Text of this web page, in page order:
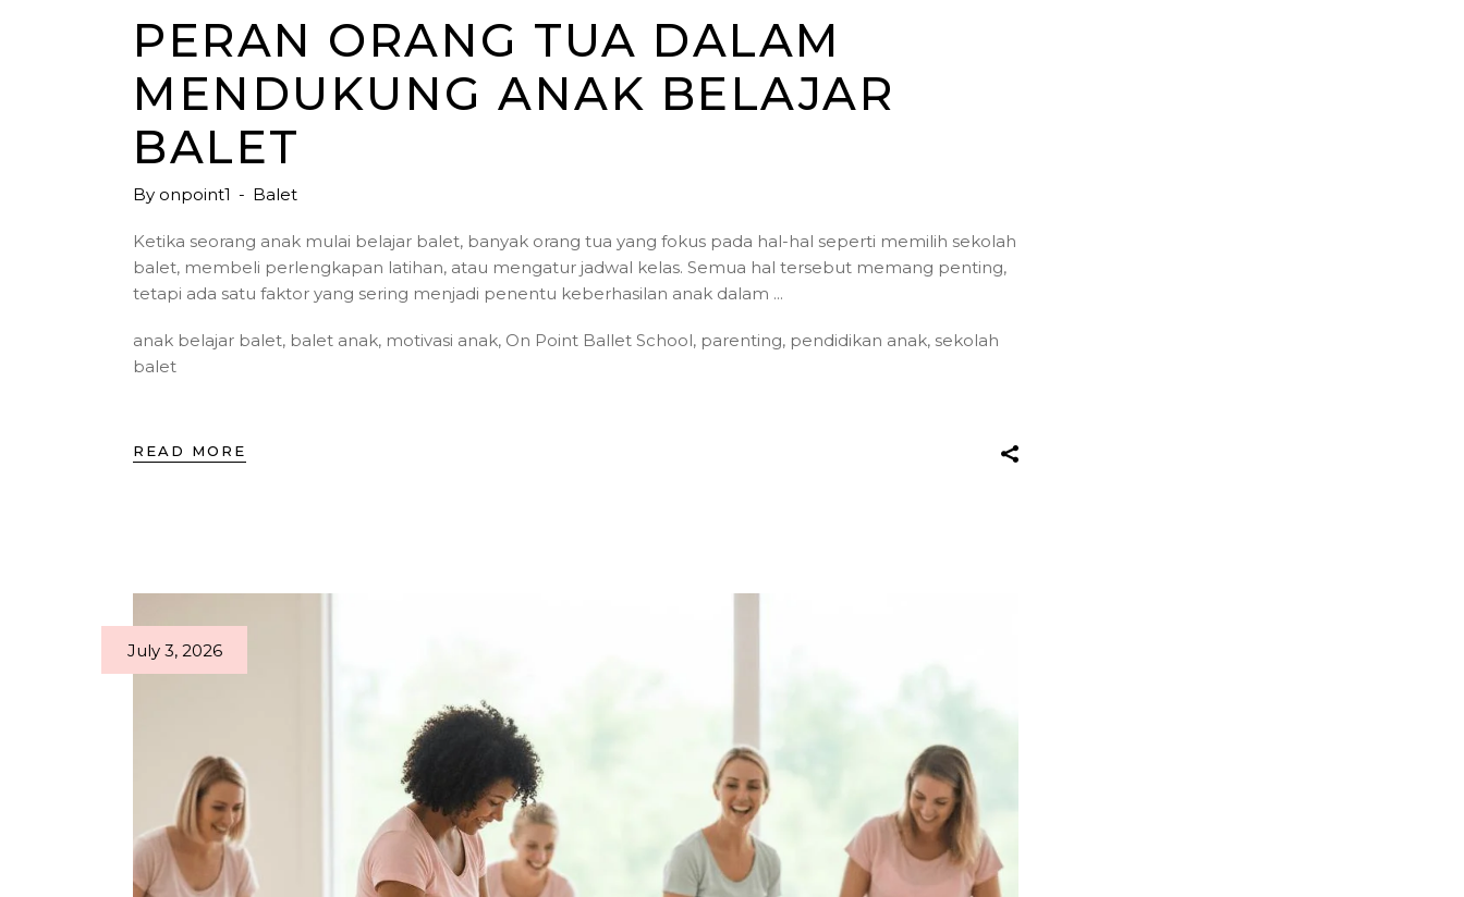
PERAN ORANG TUA DALAM
MENDUKUNG ANAK BELAJAR
BALET
By onpoint1 Balet
Ketika seorang anak mulai belajar balet, banyak orang tua yang fokus pada hal-hal seperti memilih sekolah
balet, membeli perlengkapan latihan, atau mengatur jadwal kelas. Semua hal tersebut memang penting,
tetapi ada satu faktor yang sering menjadi penentu keberhasilan anak dalam
anak belajar balet, balet anak, motivasi anak, On Point Ballet School, parenting, pendidikan anak, sekolah
balet
READ MORE
July 3, 2026